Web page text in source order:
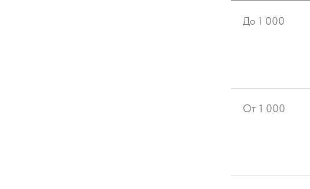
До 1 000
От 1 000